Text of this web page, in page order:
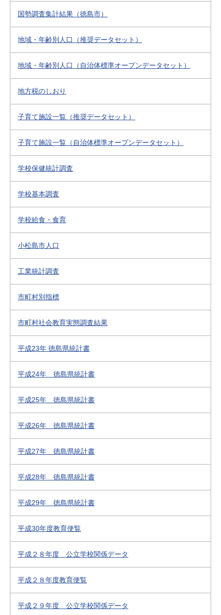
国勢調査集計結果（徳島市）
地域・年齢別人口（推奨データセット）
地域・年齢別人口（自治体標準オープンデータセット）
地方税のしおり
子育て施設一覧（推奨データセット）
子育て施設一覧（自治体標準オープンデータセット）
学校保健統計調査
学校基本調査
学校給食・食育
小松島市人口
工業統計調査
市町村別指標
市町村社会教育実態調査結果
平成23年 徳島県統計書
平成24年 徳島県統計書
平成25年 徳島県統計書
平成26年 徳島県統計書
平成27年 徳島県統計書
平成28年 徳島県統計書
平成29年 徳島県統計書
平成30年度教育便覧
平成２８年度 公立学校関係データ
平成２８年度教育便覧
平成２９年度 公立学校関係データ